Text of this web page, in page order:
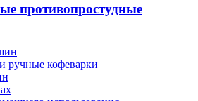
противопростудные
ручные кофеварки